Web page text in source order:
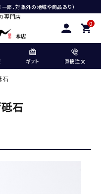
一部、対象外の地域や商品あり）
専門店
0
ギフト 直接注文
石
石